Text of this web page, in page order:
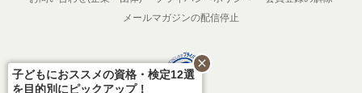
メールマガジンの配信停止
子どもにおススメの資格・検定12選
を目的別にピックアップ！
close